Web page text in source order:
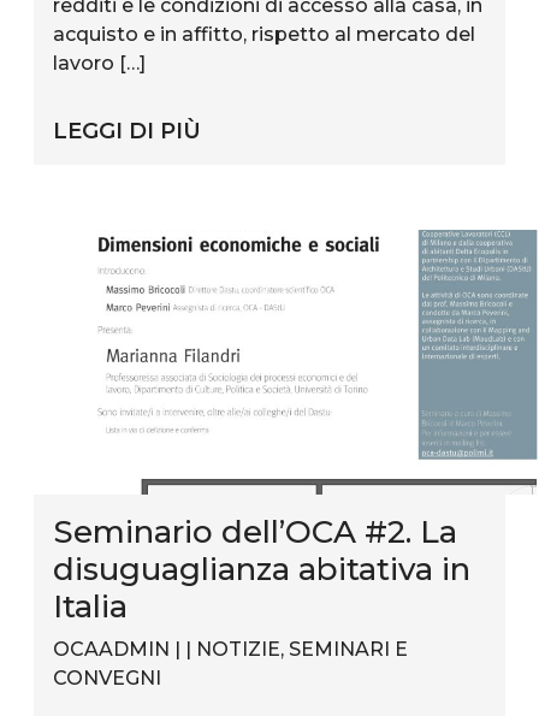
redditi e le condizioni di accesso alla casa, in
acquisto e in affitto, rispetto al mercato del
lavoro […]
LEGGI DI PIÙ
Seminario dell’OCA #2. La
disuguaglianza abitativa in
Italia
OCAADMIN | | NOTIZIE, SEMINARI E
CONVEGNI